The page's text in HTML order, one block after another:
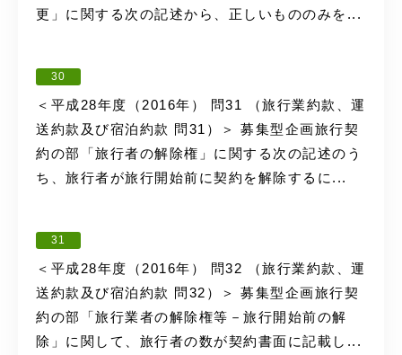
更」に関する次の記述から、正しいもののみを...
30
＜平成28年度（2016年） 問31 （旅行業約款、運
送約款及び宿泊約款 問31）＞ 募集型企画旅行契
約の部「旅行者の解除権」に関する次の記述のう
ち、旅行者が旅行開始前に契約を解除するに...
31
＜平成28年度（2016年） 問32 （旅行業約款、運
送約款及び宿泊約款 問32）＞ 募集型企画旅行契
約の部「旅行業者の解除権等－旅行開始前の解
除」に関して、旅行者の数が契約書面に記載し...